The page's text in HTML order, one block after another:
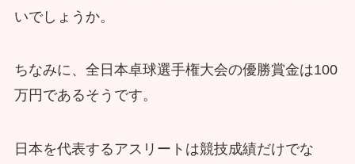
いでしょうか。
ちなみに、全日本卓球選手権大会の優勝賞金は100
万円であるそうです。
日本を代表するアスリートは競技成績だけでな